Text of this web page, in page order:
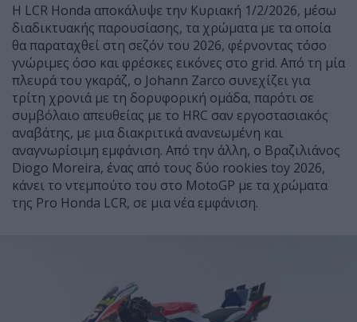
Η LCR Honda αποκάλυψε την Κυριακή 1/2/2026, μέσω
διαδικτυακής παρουσίασης, τα χρώματα με τα οποία
θα παραταχθεί στη σεζόν του 2026, φέρνοντας τόσο
γνώριμες όσο και φρέσκες εικόνες στο grid. Από τη μία
πλευρά του γκαράζ, ο Johann Zarco συνεχίζει για
τρίτη χρονιά με τη δορυφορική ομάδα, παρότι σε
συμβόλαιο απευθείας με το HRC σαν εργοστασιακός
αναβάτης, με μια διακριτικά ανανεωμένη και
αναγνωρίσιμη εμφάνιση. Από την άλλη, ο Βραζιλιάνος
Diogo Moreira, ένας από τους δύο rookies toy 2026,
κάνει το ντεμπούτο του στο MotoGP με τα χρώματα
της Pro Honda LCR, σε μια νέα εμφάνιση.